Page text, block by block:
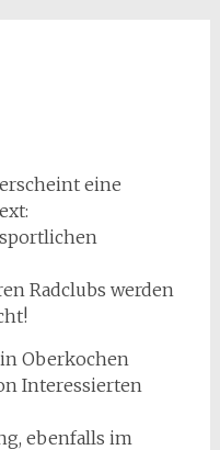
eine
Radclubs werden
in Oberkochen
Interessierten
ebenfalls im